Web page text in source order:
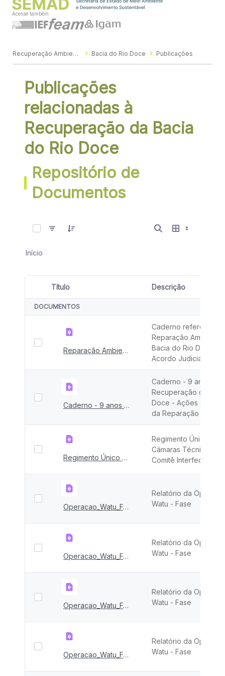
Acesse também
Recuperação Ambiental Bacia do Rio Doce Publicações
Publicações
relacionadas à
Recuperação da Bacia
do Rio Doce
Repositório de
Documentos
Início
Seleção de item
Título Descrição
DOCUMENTOS
Reparação Ambiental da Bacia do Rio Doce - Novo Acordo Judicial
Caderno referente a
Reparação Ambiental
Bacia do Rio Doce -
Acordo Judicial.
Caderno - 9 anos Recuperação do Rio Doce
Caderno - 9 anos
Recuperação do Rio
Doce - Ações e
da Reparação 2024
Regimento Único das CTs - 2021
Regimento Únicos
Câmaras Técnicas do
Comitê
Operacao_Watu_FASE_XVIII
Relatório da
Watu - Fase
Operacao_Watu_FASE_XVII
Relatório da
Watu - Fase
Operacao_Watu_FASE_XVI
Relatório da
Watu - Fase
Operacao_Watu_FASE_XV
Relatório da
Watu - Fase